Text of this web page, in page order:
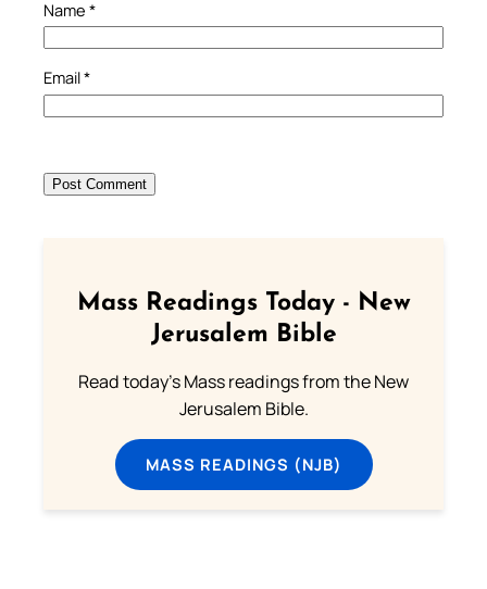
Name *
Email*
Mass Readings Today - New
Jerusalem Bible
Read today's Mass readings from the New
Jerusalem Bible.
MASS READINGS (NJB)